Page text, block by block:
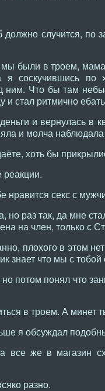
случится, по
были в троем,
соскучившись по
ним. Что бы там
и стал ритмично
и вернулась в
и молча
хоть бы
нравится секс с
раз так, да мне
на член, только с
плохого в этом
знает что мы с тобой
потом понял что
в троем. А минет
я обсуждал
же в магазин
разно.